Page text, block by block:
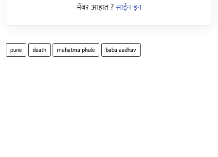
मेंबर आहात ?साईन इन
pune death mahatma phule baba aadhav